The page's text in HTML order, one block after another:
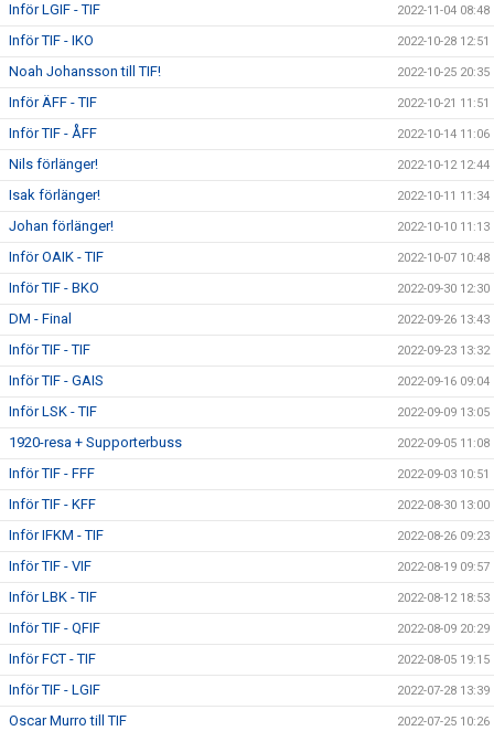
Inför LGIF - TIF 2022-11-04 08:48
Inför TIF - IKO 2022-10-28 12:51
Noah Johansson till TIF! 2022-10-25 20:35
Inför ÄFF - TIF 2022-10-21 11:51
Inför TIF - ÅFF 2022-10-14 11:06
Nils förlänger! 2022-10-12 12:44
Isak förlänger! 2022-10-11 11:34
Johan förlänger! 2022-10-10 11:13
Inför OAIK - TIF 2022-10-07 10:48
Inför TIF - BKO 2022-09-30 12:30
DM - Final 2022-09-26 13:43
Inför TIF - TIF 2022-09-23 13:32
Inför TIF - GAIS 2022-09-16 09:04
Inför LSK - TIF 2022-09-09 13:05
1920-resa + Supporterbuss 2022-09-05 11:08
Inför TIF - FFF 2022-09-03 10:51
Inför TIF - KFF 2022-08-30 13:00
Inför IFKM - TIF 2022-08-26 09:23
Inför TIF - VIF 2022-08-19 09:57
Inför LBK - TIF 2022-08-12 18:53
Inför TIF - QFIF 2022-08-09 20:29
Inför FCT - TIF 2022-08-05 19:15
Inför TIF - LGIF 2022-07-28 13:39
Oscar Murro till TIF 2022-07-25 10:26